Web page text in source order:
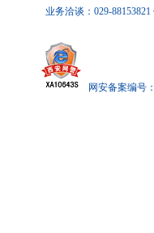
业务洽谈：029-
网安备案编号